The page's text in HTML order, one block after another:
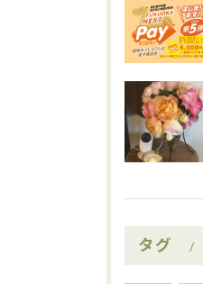
タグ